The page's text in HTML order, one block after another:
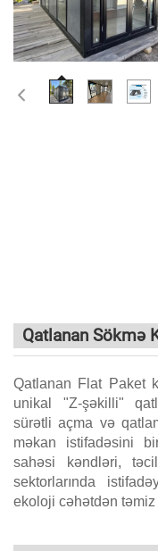
Qatlanan Sökmə
Qatlanan Flat Paket
unikal "Z-şəkilli"
sürətli açma və
məkan istifadəsini
sahəsi kəndləri,
sektorlarında
ekoloji cəhətdən